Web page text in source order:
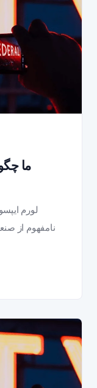
ما
لورم
نامفهوم از